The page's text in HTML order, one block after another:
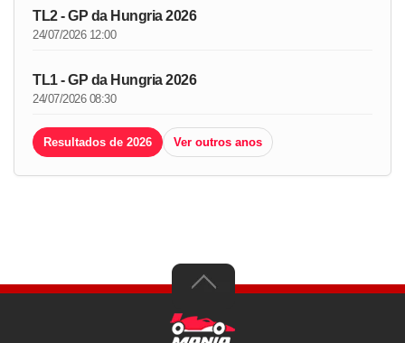
TL2 - GP da Hungria 2026
24/07/2026 12:00
TL1 - GP da Hungria 2026
24/07/2026 08:30
Resultados de 2026 Ver outros anos